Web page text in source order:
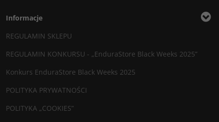
Informacje
REGULAMIN SKLEPU
REGULAMIN KONKURSU - „EnduraStore Black Weeks 2025”
Konkurs EnduraStore Black Weeks 2025
POLITYKA PRYWATNOŚCI
POLITYKA „COOKIES”